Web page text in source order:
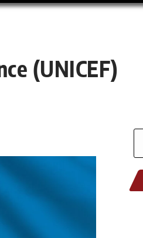
(UNICEF)